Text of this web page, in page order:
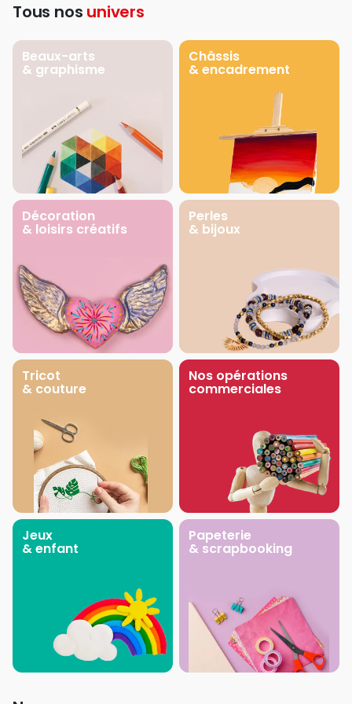
Tous nos univers
Beaux-arts
& graphisme
Châssis
& encadrement
Décoration
& loisirs créatifs
Perles
& bijoux
Tricot
& couture
Nos opérations
commerciales
Jeux
& enfant
Papeterie
& scrapbooking